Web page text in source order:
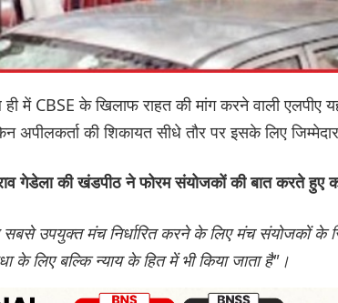
ही में CBSE के खिलाफ राहत की मांग करने वाली एलपीए
अपीलकर्ता की शिकायत सीधे तौर पर इसके लिए
गेडेला की खंडपीठ ने फोरम संयोजकों की बात करते हुए
उपयुक्त मंच निर्धारित करने के लिए मंच संयोजकों के
के लिए बल्कि न्याय के हित में भी किया जाता है"।